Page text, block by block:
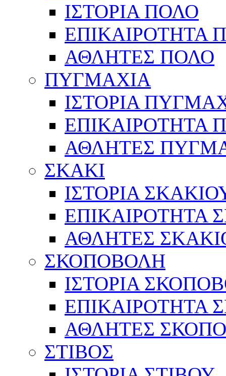
ΙΣΤΟΡΙΑ ΠΟΛΟ
ΕΠΙΚΑΙΡΟΤΗΤΑ
ΑΘΛΗΤΕΣ ΠΟΛΟ
ΠΥΓΜΑΧΙΑ
ΙΣΤΟΡΙΑ
ΕΠΙΚΑΙΡΟΤΗΤΑ
ΑΘΛΗΤΕΣ
ΣΚΑΚΙ
ΙΣΤΟΡΙΑ
ΕΠΙΚΑΙΡΟΤΗΤΑ
ΑΘΛΗΤΕΣ
ΣΚΟΠΟΒΟΛΗ
ΙΣΤΟΡΙΑ
ΕΠΙΚΑΙΡΟΤΗΤΑ
ΑΘΛΗΤΕΣ
ΣΤΙΒΟΣ